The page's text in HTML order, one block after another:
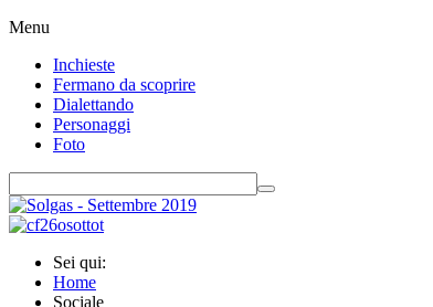
Menu
Inchieste
Fermano da scoprire
Dialettando
Personaggi
Foto
Sei qui:
Home
Sociale